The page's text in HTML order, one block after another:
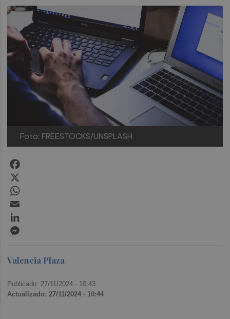
Foto: FREESTOCKS/UNSPLASH
Valencia Plaza
Publicado: 27/11/2024 · 10:43
Actualizado: 27/11/2024 · 10:44